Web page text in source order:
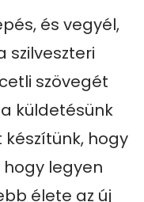
és vegyél,
szilveszteri
szövegét
küldetésünk
készítünk, hogy
hogy legyen
élete az új